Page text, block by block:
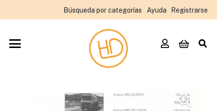
Búsqueda por categorías Ayuda Registrarse